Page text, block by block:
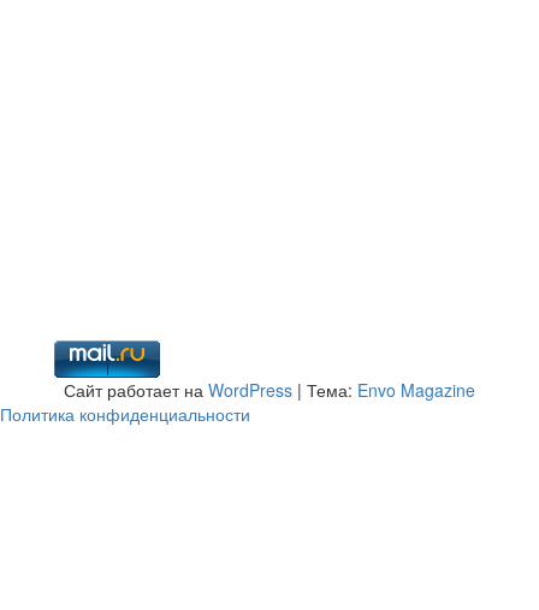
Сайт работает на WordPress | Тема: Envo Magazine
Политика конфиденциальности